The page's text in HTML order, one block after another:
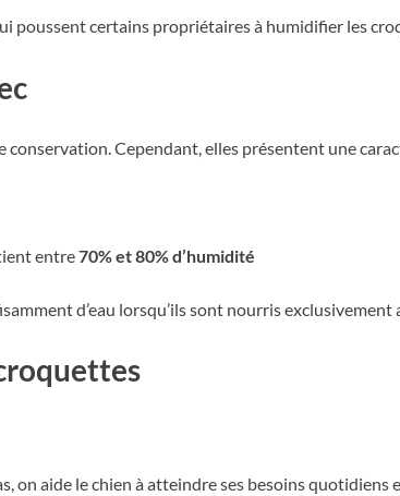
poussent certains propriétaires à humidifier les
Cependant, elles présentent une
entre70% et 80% d’humidité
d’eau lorsqu’ils sont nourris exclusivement
on aide le chien à atteindre ses besoins quotidiens